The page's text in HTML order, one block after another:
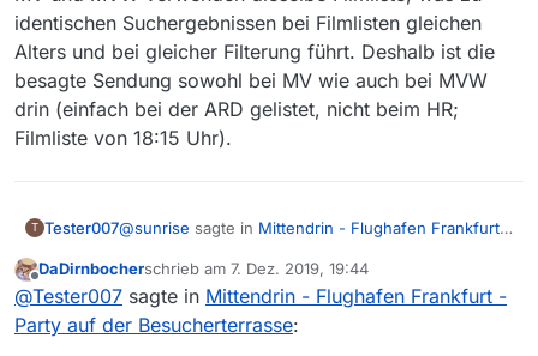
identischen Suchergebnissen bei Filmlisten gleichen
Alters und bei gleicher Filterung führt. Deshalb ist die
besagte Sendung sowohl bei MV wie auch bei MVW
drin (einfach bei der ARD gelistet, nicht beim HR;
Filmliste von 18:15 Uhr).
T Tester007@sunrise sagte in Mittendrin - Flughafen Frankfurt -
@Tester007Der Kommentar soll, wenn es
auch völlig illusorisch ist, das Bewusstsein
dafür schärfen, dass man der Sache zuerst
Es stellt einen Fehler dar, wenn die Sendung in der
Offline
DaDirnbocherschrieb am 7. Dez. 2019, 19:44
zuletzt editiert von
@Tester007 sagte in Mittendrin - Flughafen Frankfurt -
Party auf der Besucherterrasse: